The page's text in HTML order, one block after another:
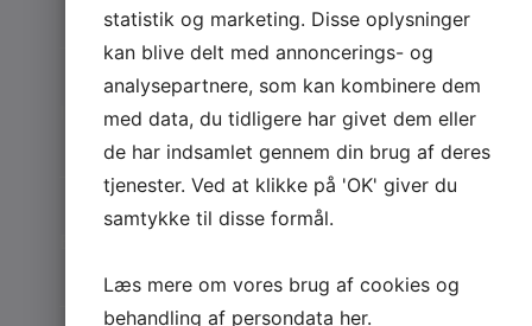
Integrationer
redaktionelt
indhold med
anvendelse,
sammenhæng
og kvalitet.
Beskedteknologi
blev en
driftsfunktion:
hvorfor
kommunikation
nu hænger
med
planlægning
statistik og marketing. Disse oplysninger
kan blive delt med annoncerings- og
analysepartnere, som kan kombinere dem
med data, du tidligere har givet dem eller
de har indsamlet gennem din brug af deres
tjenester. Ved at klikke på 'OK' giver du
samtykke til disse formål.
Læs mere om vores brug af cookies og
behandling af persondata her.